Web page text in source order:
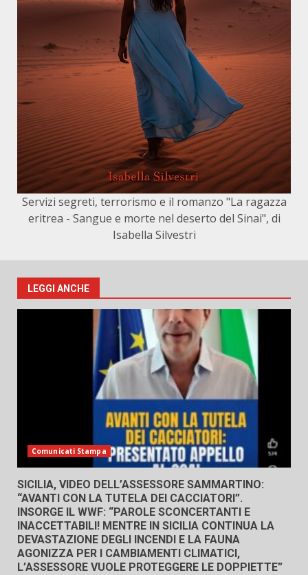
Servizi segreti, terrorismo e il romanzo "La ragazza
eritrea - Sangue e morte nel deserto del Sinai", di
Isabella Silvestri
LEGGI ANCHE
Comunicati Stampa
SICILIA, VIDEO DELL’ASSESSORE SAMMARTINO:
“AVANTI CON LA TUTELA DEI CACCIATORI”.
INSORGE IL WWF: “PAROLE SCONCERTANTI E
INACCETTABILI! MENTRE IN SICILIA CONTINUA LA
DEVASTAZIONE DEGLI INCENDI E LA FAUNA
AGONIZZA PER I CAMBIAMENTI CLIMATICI,
L’ASSESSORE VUOLE PROTEGGERE LE DOPPIETTE”